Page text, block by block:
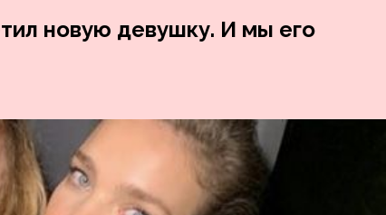
новую девушку. И мы его